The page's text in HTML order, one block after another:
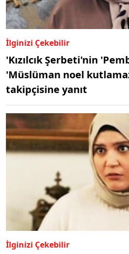
İlginizi Çekebilir
'Kızılcık Şerbeti'nin
'Müslüman noel
takipçisine yanıt
İlginizi Çekebilir